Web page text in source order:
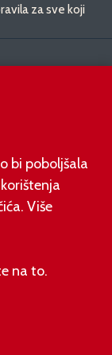
za sve koji
na
ali i
objavili
bi poboljšala
Više
na to.